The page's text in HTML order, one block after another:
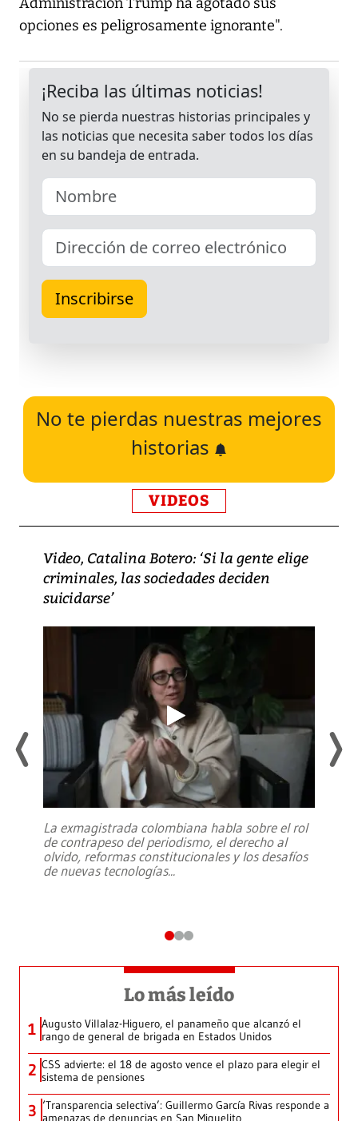
Administración Trump ha agotado sus
opciones es peligrosamente ignorante".
No te pierdas nuestras mejores
historias
VIDEOS
Video, Catalina Botero: ‘Si la gente elige
criminales, las sociedades deciden
suicidarse’
La exmagistrada colombiana habla sobre el rol
de contrapeso del periodismo, el derecho al
olvido, reformas constitucionales y los desafíos
de nuevas tecnologías...
Lo más leído
1 Augusto Villalaz-Higuero, el panameño que alcanzó el
rango de general de brigada en Estados Unidos
2 CSS advierte: el 18 de agosto vence el plazo para elegir el
sistema de pensiones
3 ‘Transparencia selectiva’: Guillermo García Rivas responde a